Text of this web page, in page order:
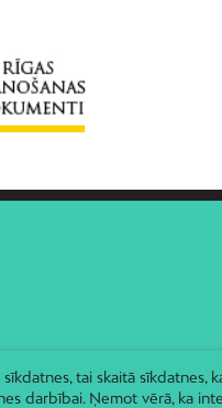
tai skaitā sīkdatnes,
darbībai. Ņemot vērā, ka